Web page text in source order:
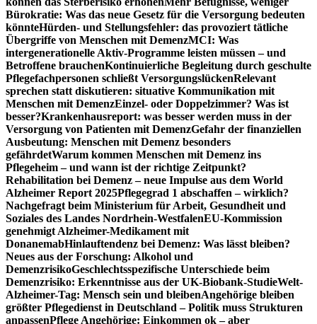
Bürokratie: Was das neue Gesetz für die Versorgung bedeuten
könnteHürden- und Stellungsfehler: das provoziert tätliche
Übergriffe von Menschen mit DemenzMCI: Was
intergenerationelle Aktiv-Programme leisten müssen – und
Betroffene brauchenKontinuierliche Begleitung durch geschulte
Pflegefachpersonen schließt VersorgungslückenRelevant
sprechen statt diskutieren: situative Kommunikation mit
Menschen mit DemenzEinzel- oder Doppelzimmer? Was ist
besser?Krankenhausreport: was besser werden muss in der
Versorgung von Patienten mit DemenzGefahr der finanziellen
Ausbeutung: Menschen mit Demenz besonders
gefährdetWarum kommen Menschen mit Demenz ins
Pflegeheim – und wann ist der richtige Zeitpunkt?
Rehabilitation bei Demenz – neue Impulse aus dem World
Alzheimer Report 2025Pflegegrad 1 abschaffen – wirklich?
Nachgefragt beim Ministerium für Arbeit, Gesundheit und
Soziales des Landes Nordrhein-WestfalenEU-Kommission
genehmigt Alzheimer-Medikament mit
DonanemabHinlauftendenz bei Demenz: Was lässt bleiben?
Neues aus der Forschung: Alkohol und
DemenzrisikoGeschlechtsspezifische Unterschiede beim
Demenzrisiko: Erkenntnisse aus der UK-Biobank-StudieWelt-
Alzheimer-Tag: Mensch sein und bleibenAngehörige bleiben
größter Pflegedienst in Deutschland – Politik muss Strukturen
anpassenPflege Angehörige: Einkommen ok – aber